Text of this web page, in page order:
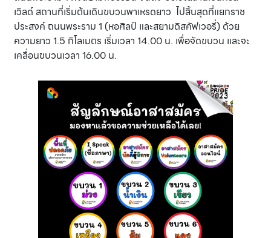
เวิลด์ สถานที่เริ่มต้นเดินขบวนพาเหรดยาว ไปสิ้นสุดที่แยกราช
ประสงค์ ถนนพระราม 1 (หอศิลป์ และสยามดิสคัฟเวอรี่) ด้วย
ความยาว 1.5 กิโลเมตร เริ่มเวลา 14.00 น. เพื่อจัดขบวน และจะ
เคลื่อนขบวนเวลา 16.00 น.